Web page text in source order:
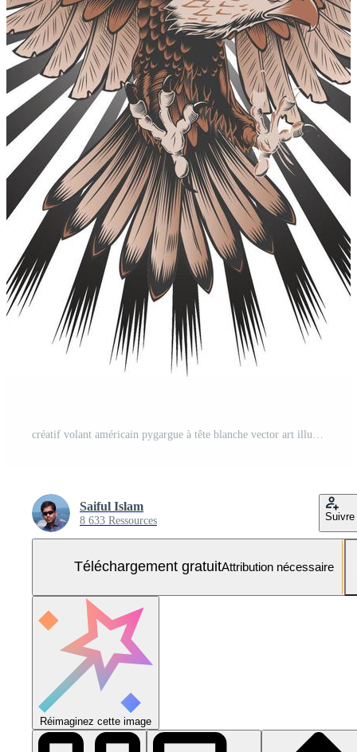
Saiful Islam
8 633 Ressources Suivre
Téléchargement gratuitAttribution nécessaire
Réimaginez cette image